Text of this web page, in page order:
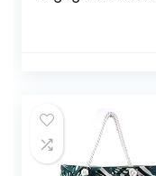
Bagage Cabine
Pliable Sac
Weekend